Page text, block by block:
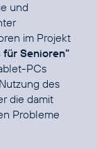
und
im Projekt
Senioren“
PCs
des
die damit
Probleme